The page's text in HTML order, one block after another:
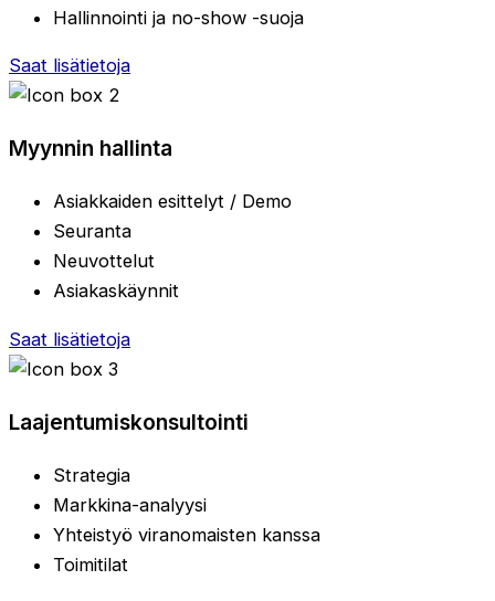
Hallinnointi ja no-show -suoja
Saat lisätietoja
Myynnin hallinta
Asiakkaiden esittelyt / Demo
Seuranta
Neuvottelut
Asiakaskäynnit
Saat lisätietoja
Laajentumiskonsultointi
Strategia
Markkina-analyysi
Yhteistyö viranomaisten kanssa
Toimitilat